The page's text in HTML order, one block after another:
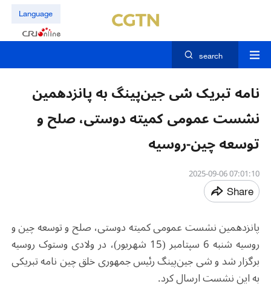
Language
search
نامه تبریک شی جین‌پینگ به پانزدهمین
نشست عمومی کمیته دوستی، صلح و
توسعه چین-روسیه
07:01:10 2025-09-06
Share
پانزدهمین نشست عمومی کمیته دوستی، صلح و توسعه چین و
روسیه شنبه 6 سپتامبر (15 شهریور)، در ولادی وستوک روسیه
برگزار شد و شی جین‌پینگ رئیس جمهوری خلق چین نامه تبریکی
به این نشست ارسال کرد.